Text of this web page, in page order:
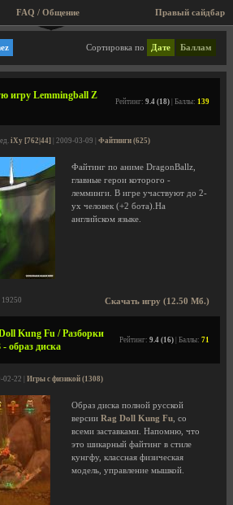
Правый сайдбар
FAQ / Общение
Файтинги
Сортировка по Дате Баллам
игру Lemmingball Z
Рейтинг: 9.4 (18) | Баллы: 139
iXy [762|44] | 2009-03-09 | Файтинги (625)
Файтинг по аниме DragonBallz,
главные герои которого -
лемминги. В игре участвуют до 2-
ух человек (+2 бота).На
английском языке.
Скачать игру (12.50 Мб.)
19250
Kung Fu / Разборки
образ диска
Рейтинг: 9.4 (16) | Баллы: 71
02-22 | Игры с физикой (1308)
Образ диска полной русской
версии Rag Doll Kung Fu , со
всеми заставками. Напомню, что
это шикарный файтинг в стиле
кунгфу, классная физическая
модель, управление мышкой.